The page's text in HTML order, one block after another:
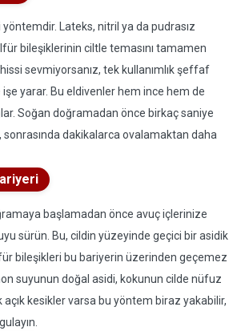
Lateks, nitril ya da pudrasız
bileşiklerinin ciltle temasını tamamen
sevmiyorsanız, tek kullanımlık şeffaf
yarar. Bu eldivenler hem ince hem de
Soğan doğramadan önce birkaç saniye
sonrasında dakikalarca ovalamaktan daha
başlamadan önce avuç içlerinize
sürün. Bu, cildin yüzeyinde geçici bir asidik
bileşikleri bu bariyerin üzerinden geçemez
suyunun doğal asidi, kokunun cilde nüfuz
kesikler varsa bu yöntem biraz yakabilir,